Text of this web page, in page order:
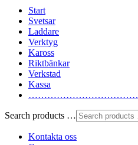
Start
Svetsar
Laddare
Verktyg
Kaross
Riktbänkar
Verkstad
Kassa
Search products …
Kontakta oss